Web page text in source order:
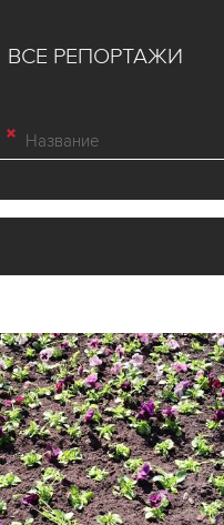
ВСЕ РЕПОРТАЖИ